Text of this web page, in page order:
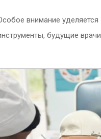
внимание уделяется
будущие врачи